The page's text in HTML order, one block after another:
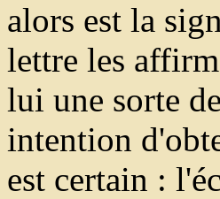
alors est la
lettre les
lui une sorte
intention
est certain :